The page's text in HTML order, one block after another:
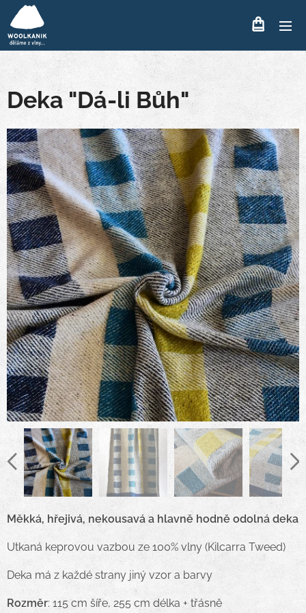
Deka "Dá-li Bůh"
Měkká, hřejivá, nekousavá a hlavně hodně odolná deka
Utkaná keprovou vazbou ze 100% vlny (Kilcarra Tweed)
Deka má z každé strany jiný vzor a barvy
Rozměr: 115 cm šíře, 255 cm délka + třásně